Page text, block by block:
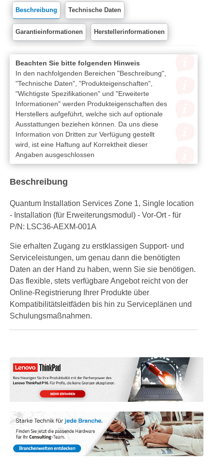
Beschreibung Technische Daten
Garantieinformationen Herstellerinformationen
Beachten Sie bitte folgenden Hinweis
In den nachfolgenden Bereichen "Beschreibung",
"Technische Daten", "Produkteigenschaften",
"Wichtigste Spezifikationen" und "Erweiterte
Informationen" werden Produkteigenschaften des
Herstellers aufgeführt, welche sich auf optionale
Ausstattungen beziehen können. Da uns diese
Information von Dritten zur Verfügung gestellt
wird, ist eine Haftung auf Korrektheit dieser
Angaben ausgeschlossen
Beschreibung
Quantum Installation Services Zone 1, Single location
- Installation (für Erweiterungsmodul) - Vor-Ort - für
P/N: LSC36-AEXM-001A
Sie erhalten Zugang zu erstklassigen Support- und
Serviceleistungen, um genau dann die benötigten
Daten an der Hand zu haben, wenn Sie sie benötigen.
Das flexible, stets verfügbare Angebot reicht von der
Online-Registrierung Ihrer Produkte über
Kompatibilitätsleitfäden bis hin zu Serviceplänen und
Schulungsmaßnahmen.